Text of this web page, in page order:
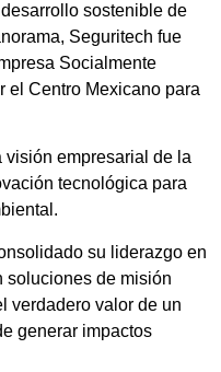
sostenible de
Seguritech fue
Socialmente
el Centro Mexicano para
visión empresarial de la
tecnológica para
su liderazgo en
soluciones de misión
verdadero valor de un
generar impactos